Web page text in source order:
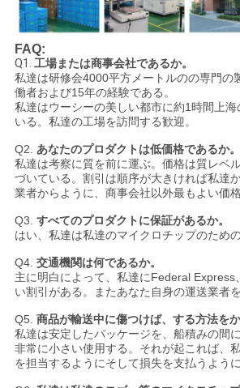
FAQ:
Q1. 工場または商事会社であるか。
私達は研修会4000平方メートルのの専門の
働者および15年の経験である。
私達はウーシーの美しい都市に約1時間上
いる。私達の工場を訪問する歓迎。
Q2. あなたのプロダクトは低価格であるか。
私達は考察に質を前に運ぶ。価格は質レベ
づいている。割引は順序が大きければ私達
業者からように、商事会社以外最もよい価
Q3. すべてのプロダクトに保証があるか。
はい、私達は私達のマイクロチップのため
Q4. 交通機関は何であるか。
主に明白によって、私達にFederal Express
い割引がある。またあなた自身の運送業者
Q5. 商品が輸送中に傷つけば、する方法をか
私達は安定したパッケージを、船積みの間
非常に小さい使用する。それが起これば、
を担当するようにそして損失を支払うように